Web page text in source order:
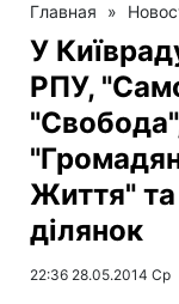
Главная »
У
РПУ,
Життя" та
ділянок
22:36 28.05.2014 Ср